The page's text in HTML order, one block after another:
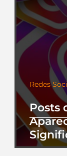
Posts
Perfil
Redes